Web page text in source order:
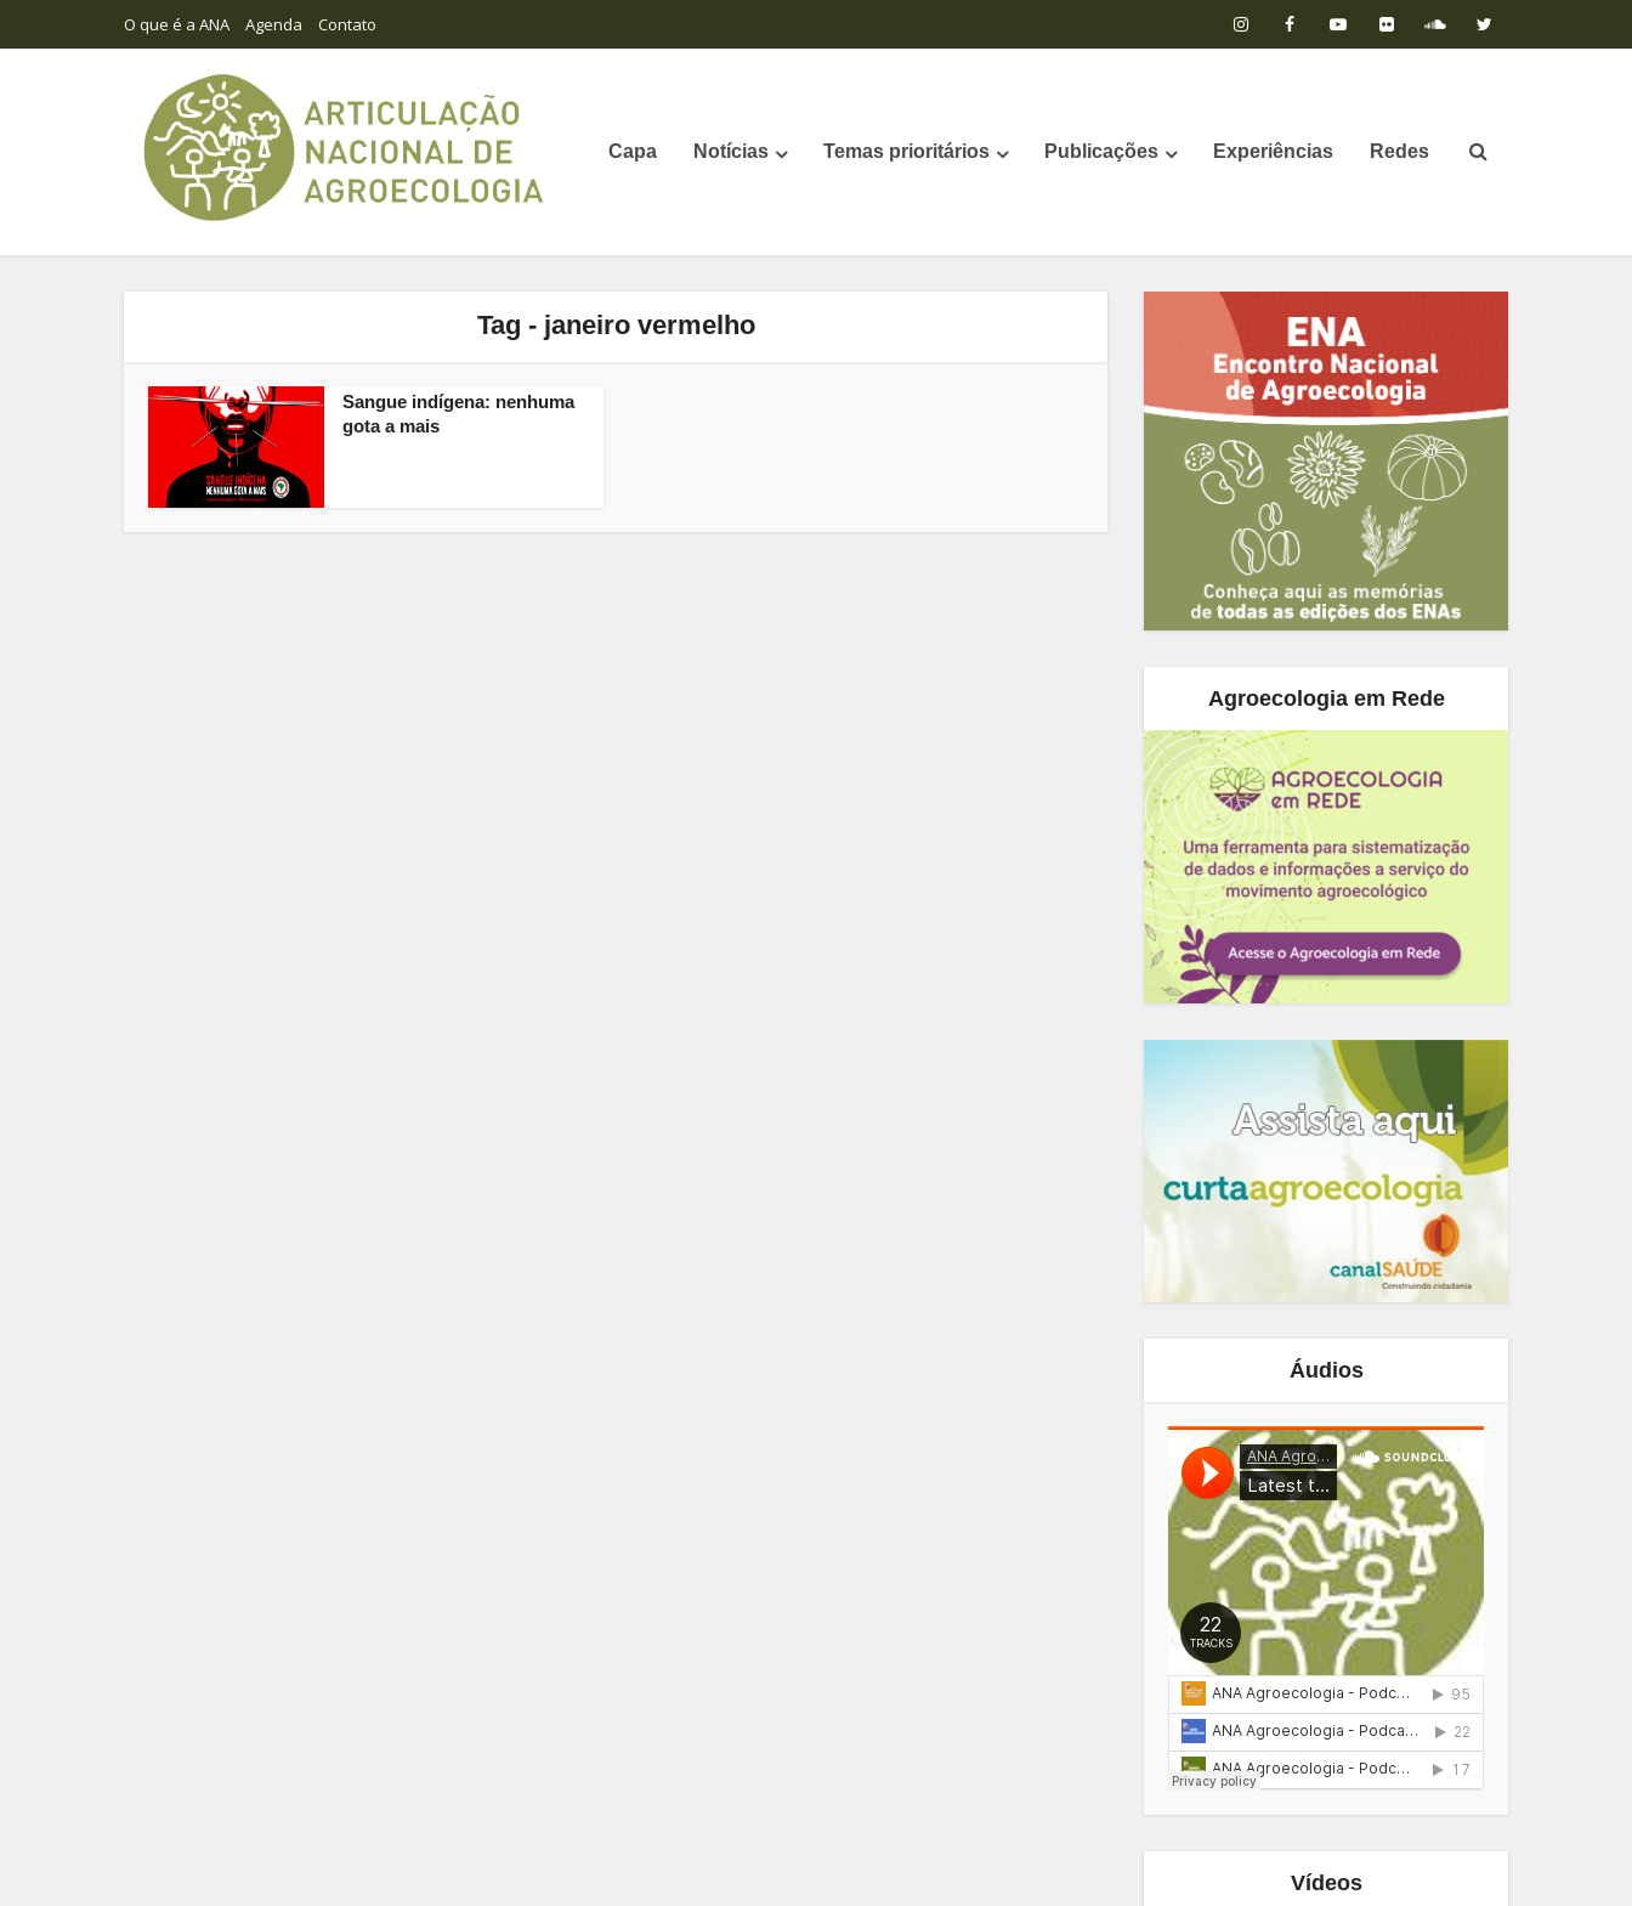
O que é a ANA Agenda Contato
Capa Notícias Temas prioritários Publicações Experiências Redes
Tag - janeiro vermelho
Sangue indígena: nenhuma
gota a mais
Agroecologia em Rede
Áudios
Vídeos